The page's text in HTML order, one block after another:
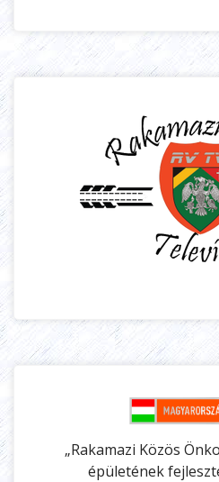
„Rakamazi Közös
épületének